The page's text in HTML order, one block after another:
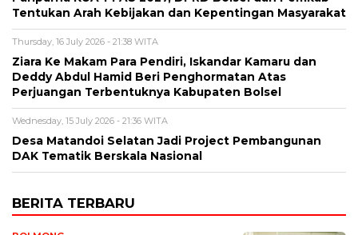
Tentukan Arah Kebijakan dan Kepentingan Masyarakat
Thursday, 16 July 2026 - 21:38 WITA
Ziara Ke Makam Para Pendiri, Iskandar Kamaru dan
Deddy Abdul Hamid Beri Penghormatan Atas
Perjuangan Terbentuknya Kabupaten Bolsel
Wednesday, 15 July 2026 - 21:36 WITA
Desa Matandoi Selatan Jadi Project Pembangunan
DAK Tematik Berskala Nasional
BERITA TERBARU